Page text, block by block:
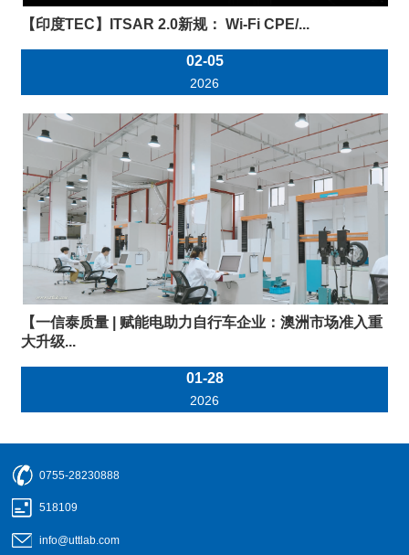
【印度TEC】ITSAR 2.0新规： Wi-Fi CPE/...
02-05
2026
【一信泰质量 | 赋能电助力自行车企业：澳洲市场准入重
大升级...
01-28
2026
0755-28230888
518109
info@uttlab.com